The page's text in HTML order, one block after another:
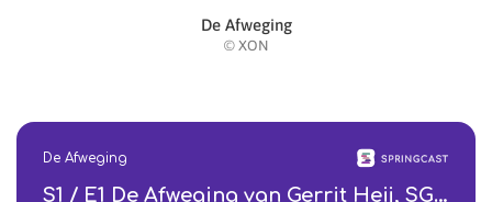
De Afweging
© XON